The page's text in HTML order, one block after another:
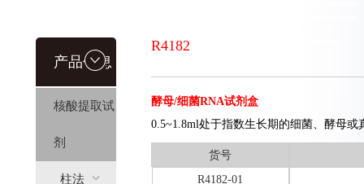
产品信息
核酸提取试
剂
柱法
R4182
酵母/细菌RNA试剂盒
0.5~1.8ml处于指数生长期的细菌、酵母或
货号
R4182-01